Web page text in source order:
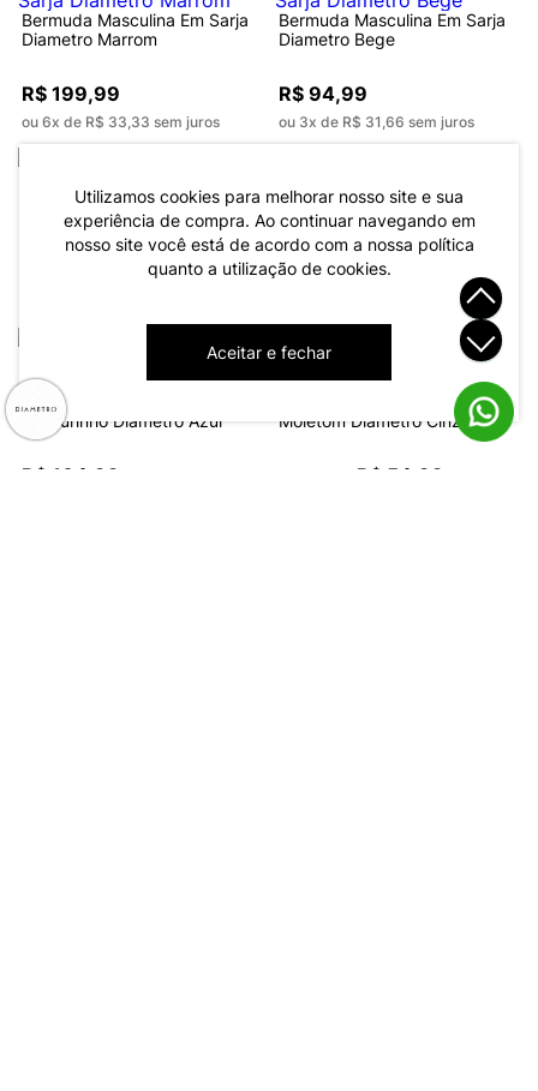
Utilizamos cookies para melhorar nosso site e sua
experiência de compra. Ao continuar navegando em
nosso site você está de acordo com a nossa política
quanto a utilização de cookies.
Aceitar e fechar
Bermuda Masculina Em Sarja
Diametro Marrom
R$ 199,99
ou 6x de R$ 33,33 sem juros
Bermuda Masculina Em Sarja
Diametro Bege
R$ 94,99
ou 3x de R$ 31,66 sem juros
Bermuda Masculina Em Sarja
Diametro Preto
Bermuda Masculina em Linho
Diametro Verde
R$ 204,99 R$ 119,99
ou 4x de R$ 29,99 sem juros
Bermuda Masculina Moletinho
Gorgurinho Diametro Azul
R$ 164,99
Bermuda Masculina Plus Size
Moletom Diametro Cinza
R$ 54,99